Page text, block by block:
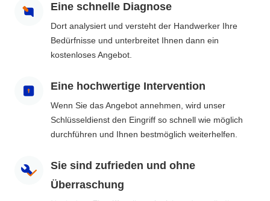
Eine schnelle Diagnose
Dort analysiert und versteht der Handwerker Ihre
Bedürfnisse und unterbreitet Ihnen dann ein
kostenloses Angebot.
Eine hochwertige Intervention
Wenn Sie das Angebot annehmen, wird unser
Schlüsseldienst den Eingriff so schnell wie möglich
durchführen und Ihnen bestmöglich weiterhelfen.
Sie sind zufrieden und ohne
Überraschung